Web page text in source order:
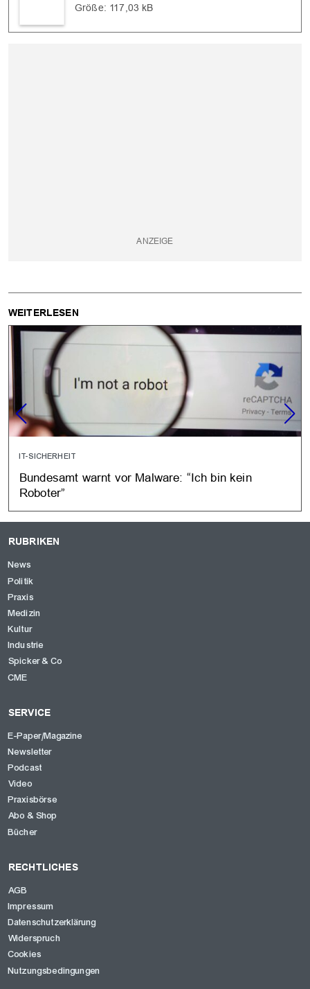
Größe: 117,03 kB
WEITERLESEN
IT-SICHERHEIT
Bundesamt warnt vor Malware: “Ich bin kein
Roboter”
RUBRIKEN
News
Politik
Praxis
Medizin
Kultur
Industrie
Spicker & Co
CME
SERVICE
E-Paper/Magazine
Newsletter
Podcast
Video
Praxisbörse
Abo & Shop
Bücher
RECHTLICHES
AGB
Impressum
Datenschutzerklärung
Widerspruch
Cookies
Nutzungsbedingungen